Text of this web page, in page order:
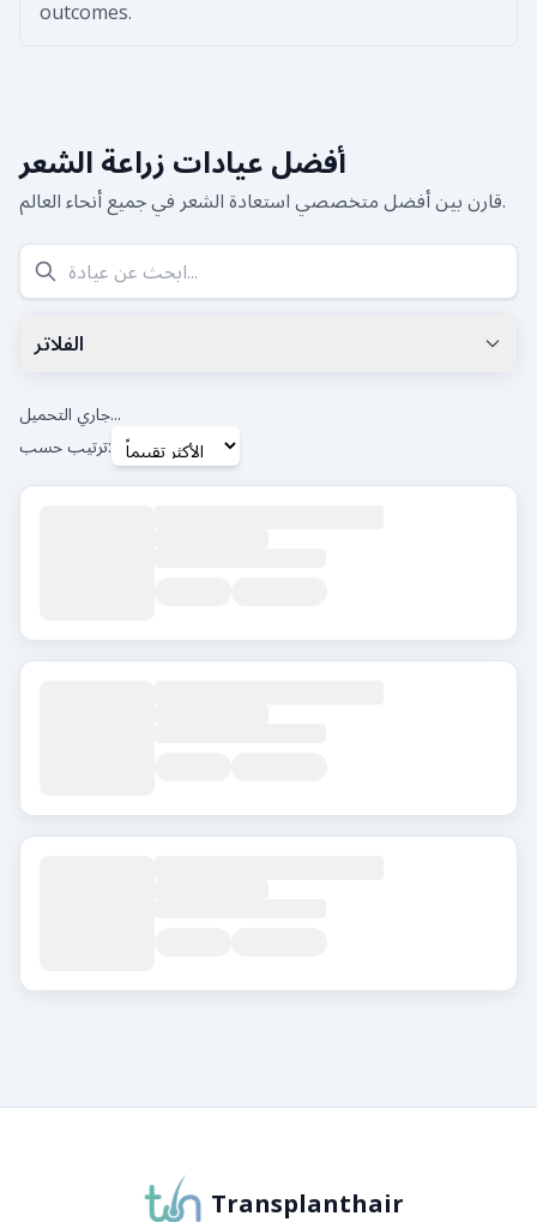
outcomes.
أفضل عيادات زراعة الشعر
قارن بين أفضل متخصصي استعادة الشعر في جميع أنحاء العالم.
الفلاتر
العلامات
جاري التحميل...
ترتيب حسب:
Transplanthair